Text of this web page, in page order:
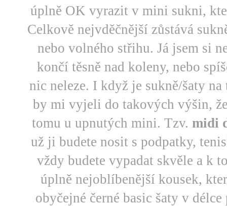
úplně OK vyrazit v mini sukni,
Celkově nejvděčnější zůstává
nebo volného střihu. Já jsem si
končí těsně nad koleny, nebo
nic neleze. I když je sukně/šaty
by mi vyjeli do takových výšin,
tomu u upnutých mini. Tzv. midi
už ji budete nosit s podpatky,
vždy budete vypadat skvěle a k
úplně nejoblíbenější kousek,
obyčejné černé basic šaty v